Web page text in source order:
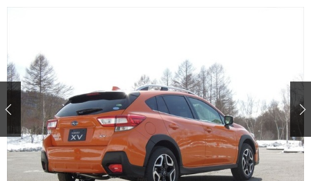
注目の記事
ショップレポート 愛車 File
自動車豆知識 ストップ！不具合修理＆粗悪修理
鈑金・塗装
ディテイリング
ディテイリング 洗車
ヘッドライト磨き コーティング
フィルム・ラッピング
鈑金・塗装
小キズ直し 防錆
特集記事
ストップ 不具合修理＆粗悪修理
カーメーカー「旧車」関連プロジェ
ショップ紹介